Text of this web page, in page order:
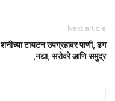
Next article
शनीच्या टायटन उपग्रहावर पाणी, ढग
,नद्या, सरोवरे आणि समुद्र